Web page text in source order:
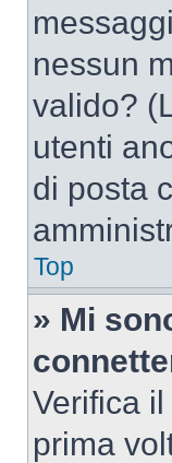
nessun
valido?
utenti
di posta
Top
» Mi
Verifica
prima